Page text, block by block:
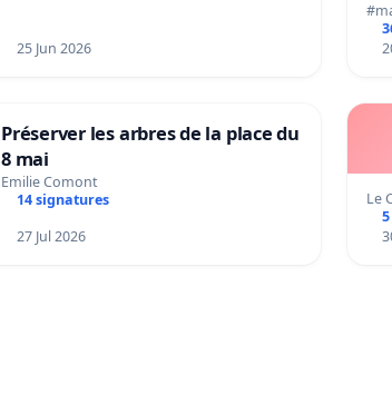
25 Jun 2026
Préserver les arbres de la place du
8 mai
Emilie Comont
14 signatures
27 Jul 2026
Le